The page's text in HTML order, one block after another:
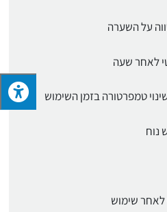
על השערה
לאחר שעה
טמפרטורה בזמן השימוש
לאחר שימוש